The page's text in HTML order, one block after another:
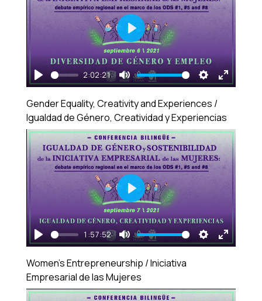
Play
2:02:21
Mute Settings
Enter
Play
Gender Equality, Creativity and Experiences /
Igualdad de Género, Creatividad y Experiencias
Play
1:57:52
Mute Settings
Enter
Play
Women's Entrepreneurship / Iniciativa
Empresarial de las Mujeres